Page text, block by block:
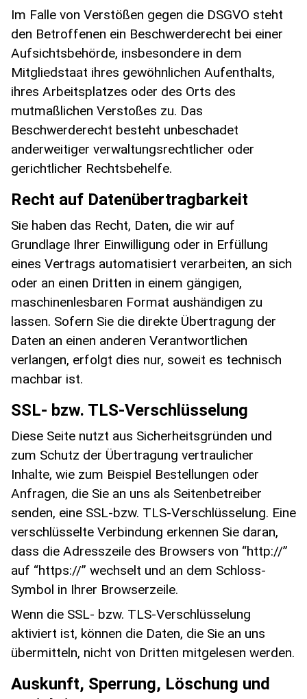
Im Falle von Verstößen gegen die DSGVO steht
den Betroffenen ein Beschwerderecht bei einer
Aufsichtsbehörde, insbesondere in dem
Mitgliedstaat ihres gewöhnlichen Aufenthalts,
ihres Arbeitsplatzes oder des Orts des
mutmaßlichen Verstoßes zu. Das
Beschwerderecht besteht unbeschadet
anderweitiger verwaltungsrechtlicher oder
gerichtlicher Rechtsbehelfe.
Recht auf Datenübertragbarkeit
Sie haben das Recht, Daten, die wir auf
Grundlage Ihrer Einwilligung oder in Erfüllung
eines Vertrags automatisiert verarbeiten, an sich
oder an einen Dritten in einem gängigen,
maschinenlesbaren Format aushändigen zu
lassen. Sofern Sie die direkte Übertragung der
Daten an einen anderen Verantwortlichen
verlangen, erfolgt dies nur, soweit es technisch
machbar ist.
SSL- bzw. TLS-Verschlüsselung
Diese Seite nutzt aus Sicherheitsgründen und
zum Schutz der Übertragung vertraulicher
Inhalte, wie zum Beispiel Bestellungen oder
Anfragen, die Sie an uns als Seitenbetreiber
senden, eine SSL-bzw. TLS-Verschlüsselung. Eine
verschlüsselte Verbindung erkennen Sie daran,
dass die Adresszeile des Browsers von “http://”
auf “https://” wechselt und an dem Schloss-
Symbol in Ihrer Browserzeile.
Wenn die SSL- bzw. TLS-Verschlüsselung
aktiviert ist, können die Daten, die Sie an uns
übermitteln, nicht von Dritten mitgelesen werden.
Auskunft, Sperrung, Löschung und